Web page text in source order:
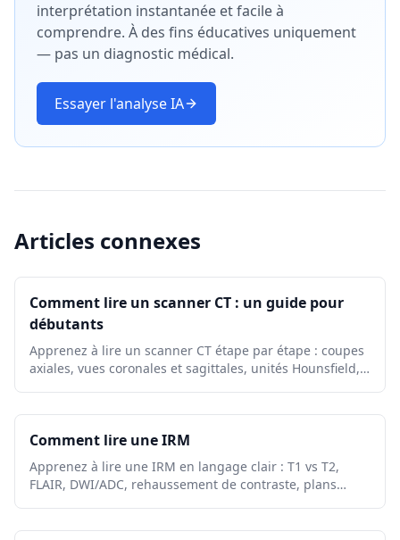
interprétation instantanée et facile à
comprendre. À des fins éducatives uniquement
— pas un diagnostic médical.
Essayer l'analyse IA
Articles connexes
Comment lire un scanner CT : un guide pour
débutants
Apprenez à lire un scanner CT étape par étape : coupes
axiales, vues coronales et sagittales, unités Hounsfield,
Comment lire une IRM
Apprenez à lire une IRM en langage clair : T1 vs T2,
FLAIR, DWI/ADC, rehaussement de contraste, plans